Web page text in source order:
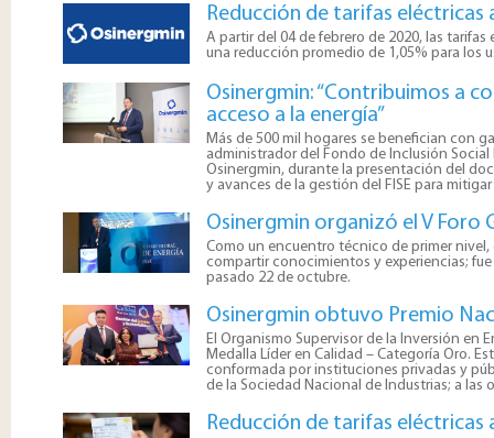
Reducción de tarifas
A partir del 04 de febrero de 2020, las
una reducción promedio de 1,05% para los
Osinergmin: “Contribuimos a
acceso a la energía”
​Más de 500 mil hogares se benefician con
administrador del Fondo de Inclusión Social
Osinergmin, durante la presentación del
y avances de la gestión del FISE para
Osinergmin organizó el V Foro
​Como un encuentro técnico de primer
compartir conocimientos y experiencias;
pasado 22 de octubre.
Osinergmin obtuvo Premio
​El Organismo Supervisor de la Inversión en
Medalla Líder en Calidad – Categoría Oro.
conformada por instituciones privadas y
de la Sociedad Nacional de Industrias; a
Reducción de tarifas